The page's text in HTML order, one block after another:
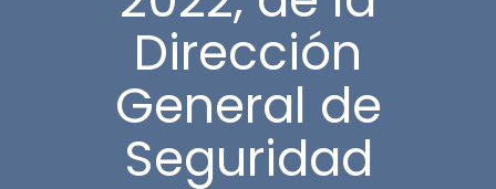
Dirección
General de
Seguridad